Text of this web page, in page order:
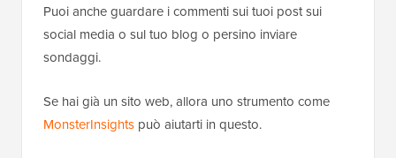
Puoi anche guardare i commenti sui tuoi post sui
social media o sul tuo blog o persino inviare
sondaggi.
Se hai già un sito web, allora uno strumento come
MonsterInsights può aiutarti in questo.